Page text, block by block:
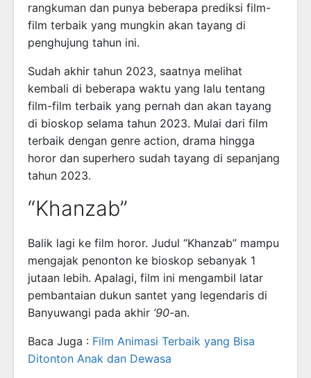
rangkuman dan punya beberapa prediksi film-
film terbaik yang mungkin akan tayang di
penghujung tahun ini.
Sudah akhir tahun 2023, saatnya melihat
kembali di beberapa waktu yang lalu tentang
film-film terbaik yang pernah dan akan tayang
di bioskop selama tahun 2023. Mulai dari film
terbaik dengan genre action, drama hingga
horor dan superhero sudah tayang di sepanjang
tahun 2023.
“Khanzab”
Balik lagi ke film horor. Judul “Khanzab” mampu
mengajak penonton ke bioskop sebanyak 1
jutaan lebih. Apalagi, film ini mengambil latar
pembantaian dukun santet yang legendaris di
Banyuwangi pada akhir ’90-an.
Baca Juga : Film Animasi Terbaik yang Bisa
Ditonton Anak dan Dewasa